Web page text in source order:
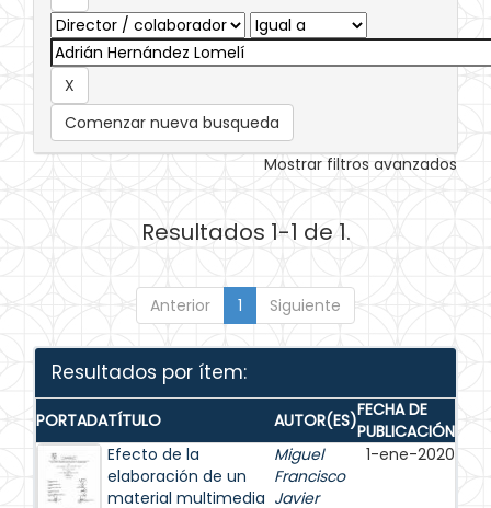
Comenzar nueva busqueda
Mostrar filtros avanzados
Resultados 1-1 de 1.
Anterior 1 Siguiente
Resultados por ítem:
PORTADATÍTULO AUTOR(ES)FECHA DE
PUBLICACIÓN
Efecto de la
elaboración de un
material multimedia
Miguel
Francisco
Javier
1-ene-2020